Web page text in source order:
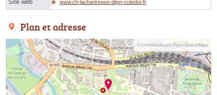
Site web www.ch-lachartreuse-dijon-cotedor.fr
Plan et adresse
© contributeurs OpenStreetMap